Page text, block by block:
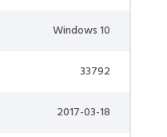
Windows 10
33792
2017-03-18